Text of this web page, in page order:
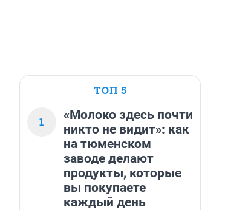
ТОП 5
1
«Молоко здесь почти
никто не видит»: как
на тюменском
заводе делают
продукты, которые
вы покупаете
каждый день